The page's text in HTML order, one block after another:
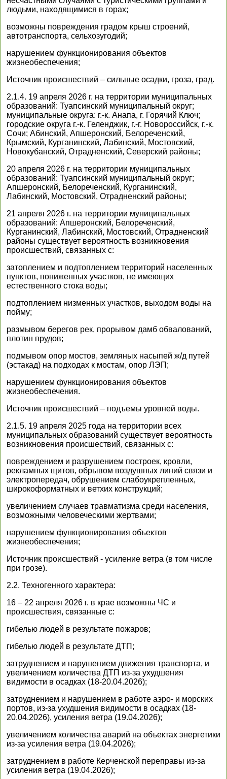
людьми, находящимися в горах;
возможны повреждения градом крыш строений,
автотранспорта, сельхозугодий;
нарушением функционирования объектов
жизнеобеспечения;
Источник происшествий – сильные осадки, гроза, град.
2.1.4. 19 апреля 2026 г. на территории муниципальных
образований: Туапсинский муниципальный округ;
муниципальные округа: г.-к. Анапа, г. Горячий Ключ;
городские округа г.-к. Геленджик, г.-г. Новороссийск, г.-к.
Сочи; Абинский, Апшеронский, Белореченский,
Крымский, Курганинский, Лабинский, Мостовский,
Новокубанский, Отрадненский, Северский районы;
20 апреля 2026 г. на территории муниципальных
образований: Туапсинский муниципальный округ;
Апшеронский, Белореченский, Курганинский,
Лабинский, Мостовский, Отрадненский районы;
21 апреля 2026 г. на территории муниципальных
образований: Апшеронский, Белореченский,
Курганинский, Лабинский, Мостовский, Отрадненский
районы существует вероятность возникновения
происшествий, связанных с:
затоплением и подтоплением территорий населенных
пунктов, пониженных участков, не имеющих
естественного стока воды;
подтоплением низменных участков, выходом воды на
пойму;
размывом берегов рек, прорывом дамб обвалований,
плотин прудов;
подмывом опор мостов, земляных насыпей ж/д путей
(эстакад) на подходах к мостам, опор ЛЭП;
нарушением функционирования объектов
жизнеобеспечения.
Источник происшествий – подъемы уровней воды.
2.1.5. 19 апреля 2025 года на территории всех
муниципальных образований существует вероятность
возникновения происшествий, связанных с:
повреждением и разрушением построек, кровли,
рекламных щитов, обрывом воздушных линий связи и
электропередач, обрушением слабоукрепленных,
широкоформатных и ветхих конструкций;
увеличением случаев травматизма среди населения,
возможными человеческими жертвами;
нарушением функционирования объектов
жизнеобеспечения;
Источник происшествий - усиление ветра (в том числе
при грозе).
2.2. Техногенного характера:
16 – 22 апреля 2026 г. в крае возможны ЧС и
происшествия, связанные с:
гибелью людей в результате пожаров;
гибелью людей в результате ДТП;
затруднением и нарушением движения транспорта, и
увеличением количества ДТП из-за ухудшения
видимости в осадках (18-20.04.2026);
затруднением и нарушением в работе аэро- и морских
портов, из-за ухудшения видимости в осадках (18-
20.04.2026), усиления ветра (19.04.2026);
увеличением количества аварий на объектах энергетики
из-за усиления ветра (19.04.2026);
затруднением в работе Керченской переправы из-за
усиления ветра (19.04.2026);